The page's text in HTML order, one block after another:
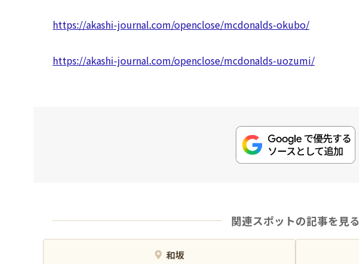
https://akashi-journal.com/openclose/mcdonalds-okubo/
https://akashi-journal.com/openclose/mcdonalds-uozumi/
関連スポットの記事を見る
和坂